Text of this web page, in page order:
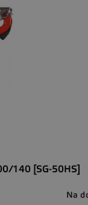
140 [SG-50HS]
Na